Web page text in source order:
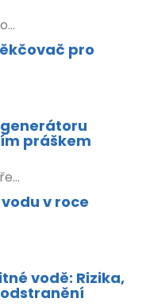
pro
práškem
v roce
vodě: Rizika,